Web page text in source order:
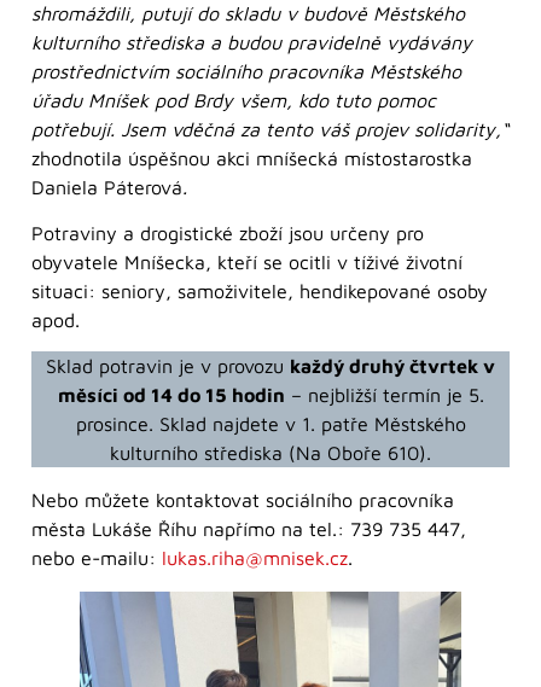
shromáždili, putují do skladu v budově Městského
kulturního střediska a budou pravidelně vydávány
prostřednictvím sociálního pracovníka Městského
úřadu Mníšek pod Brdy všem, kdo tuto pomoc
potřebují. Jsem vděčná za tento váš projev solidarity,“
zhodnotila úspěšnou akci mníšecká místostarostka
Daniela Páterová.
Potraviny a drogistické zboží jsou určeny pro
obyvatele Mníšecka, kteří se ocitli v tíživé životní
situaci: seniory, samoživitele, hendikepované osoby
apod.
Sklad potravin je v provozu každý druhý čtvrtek v
měsíci od 14 do 15 hodin – nejbližší termín je 5.
prosince. Sklad najdete v 1. patře Městského
kulturního střediska (Na Oboře 610).
Nebo můžete kontaktovat sociálního pracovníka
města Lukáše Říhu napřímo na tel.: 739 735 447,
nebo e-mailu: lukas.riha@mnisek.cz.